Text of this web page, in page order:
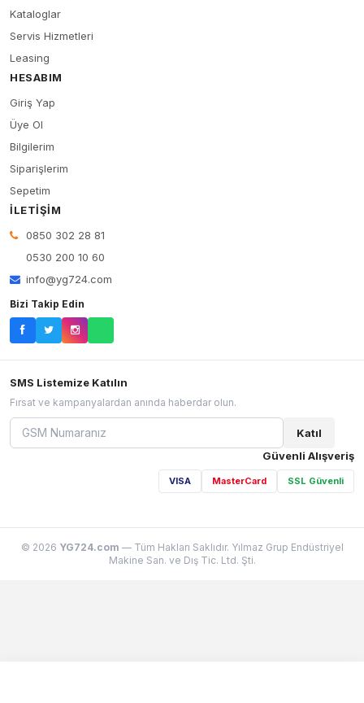
Kataloglar
Servis Hizmetleri
Leasing
HESABIM
Giriş Yap
Üye Ol
Bilgilerim
Siparişlerim
Sepetim
İLETIŞIM
0850 302 28 81
0530 200 10 60
info@yg724.com
Bizi Takip Edin
SMS Listemize Katılın
Fırsat ve kampanyalardan anında haberdar olun.
Katıl
Güvenli Alışveriş
VISA MasterCard SSL Güvenli
© 2026 YG724.com — Tüm Hakları Saklıdır. Yılmaz Grup Endüstriyel
Makine San. ve Dış Tic. Ltd. Şti.